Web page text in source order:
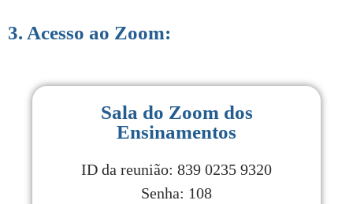
3. Acesso ao Zoom:
Sala do Zoom dos
Ensinamentos
ID da reunião: 839 0235 9320
Senha: 108